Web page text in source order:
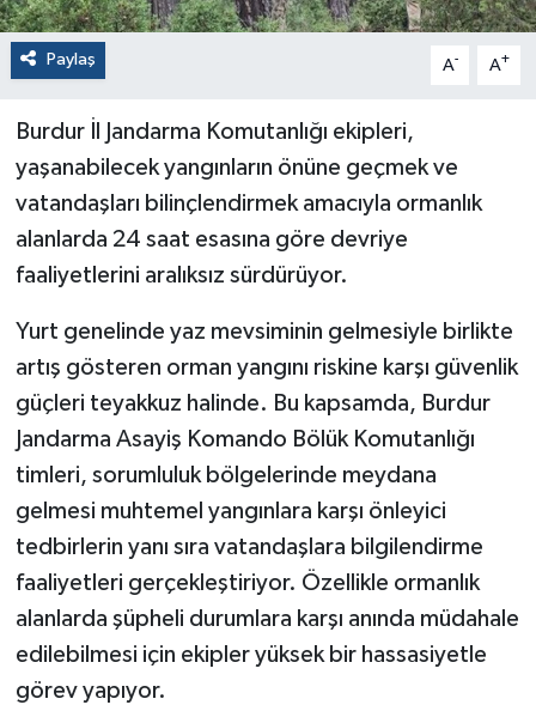
Paylaş A- A+
Burdur İl Jandarma Komutanlığı ekipleri,
yaşanabilecek yangınların önüne geçmek ve
vatandaşları bilinçlendirmek amacıyla ormanlık
alanlarda 24 saat esasına göre devriye
faaliyetlerini aralıksız sürdürüyor.
Yurt genelinde yaz mevsiminin gelmesiyle birlikte
artış gösteren orman yangını riskine karşı güvenlik
güçleri teyakkuz halinde. Bu kapsamda, Burdur
Jandarma Asayiş Komando Bölük Komutanlığı
timleri, sorumluluk bölgelerinde meydana
gelmesi muhtemel yangınlara karşı önleyici
tedbirlerin yanı sıra vatandaşlara bilgilendirme
faaliyetleri gerçekleştiriyor. Özellikle ormanlık
alanlarda şüpheli durumlara karşı anında müdahale
edilebilmesi için ekipler yüksek bir hassasiyetle
görev yapıyor.